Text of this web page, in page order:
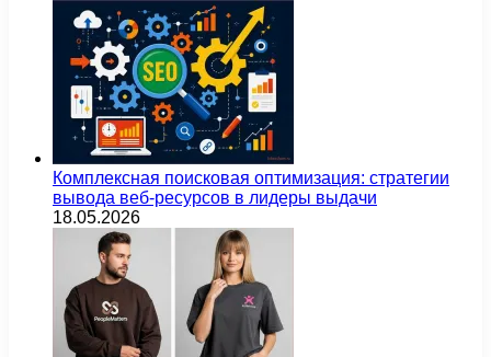
Комплексная поисковая оптимизация: стратегии
вывода веб-ресурсов в лидеры выдачи
18.05.2026